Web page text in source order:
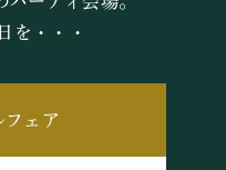
を・・・
フェア